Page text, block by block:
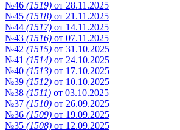
№46 (1519) от 28.11.2025
№45 (1518) от 21.11.2025
№44 (1517) от 14.11.2025
№43 (1516) от 07.11.2025
№42 (1515) от 31.10.2025
№41 (1514) от 24.10.2025
№40 (1513) от 17.10.2025
№39 (1512) от 10.10.2025
№38 (1511) от 03.10.2025
№37 (1510) от 26.09.2025
№36 (1509) от 19.09.2025
№35 (1508) от 12.09.2025